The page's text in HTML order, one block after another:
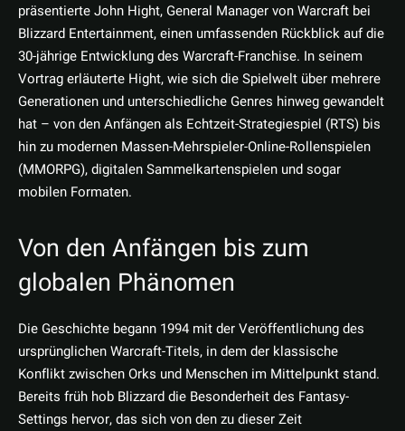
präsentierte John Hight, General Manager von Warcraft bei
Blizzard Entertainment, einen umfassenden Rückblick auf die
30-jährige Entwicklung des Warcraft-Franchise. In seinem
Vortrag erläuterte Hight, wie sich die Spielwelt über mehrere
Generationen und unterschiedliche Genres hinweg gewandelt
hat – von den Anfängen als Echtzeit-Strategiespiel (RTS) bis
hin zu modernen Massen-Mehrspieler-Online-Rollenspielen
(MMORPG), digitalen Sammelkartenspielen und sogar
mobilen Formaten.
Von den Anfängen bis zum
globalen Phänomen
Die Geschichte begann 1994 mit der Veröffentlichung des
ursprünglichen Warcraft-Titels, in dem der klassische
Konflikt zwischen Orks und Menschen im Mittelpunkt stand.
Bereits früh hob Blizzard die Besonderheit des Fantasy-
Settings hervor, das sich von den zu dieser Zeit